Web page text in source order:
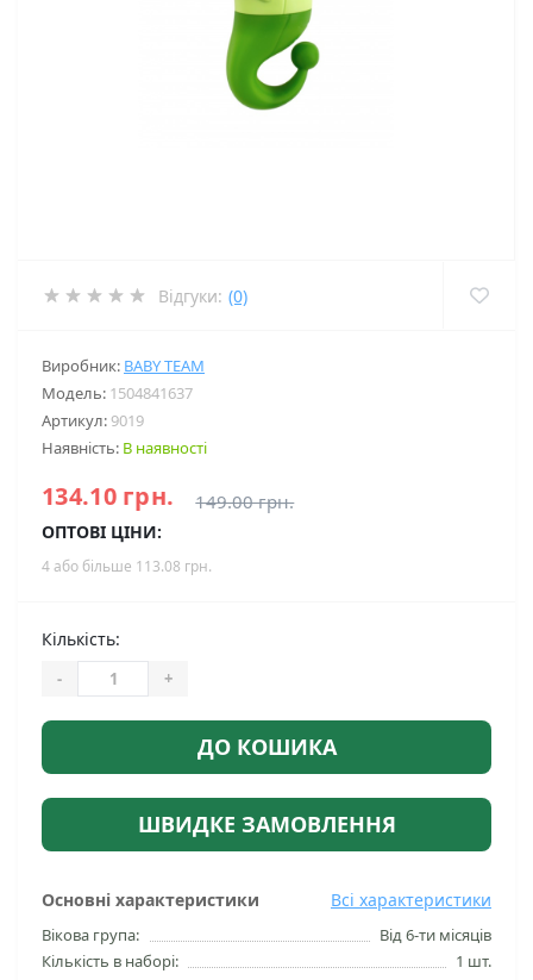
Відгуки: (0)
Виробник: BABY TEAM
Модель: 1504841637
Артикул: 9019
Наявність: В наявності
134.10 грн. 149.00 грн.
ОПТОВІ ЦІНИ:
4 або більше 113.08 грн.
Основні характеристики Всі характеристики
Вікова група:
Від 6-ти місяців
Кількість в наборі:
1 шт.
Кількість:
- +
ДО КОШИКА
ШВИДКЕ ЗАМОВЛЕННЯ